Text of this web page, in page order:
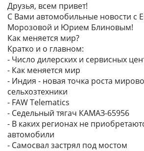
Друзья, всем привет!
С Вами автомобильные новости с
Морозовой и Юрием Блиновым!
Как меняется мир?
Кратко и о главном:
- Число дилерских и сервисных
- Как меняется мир
- Индия - новая точка роста
сельхозтехники
- FAW Telematics
- Седельный тягач КАМАЗ-65956
- В каких регионах не
автомобили
- Самосвал застрял под мостом